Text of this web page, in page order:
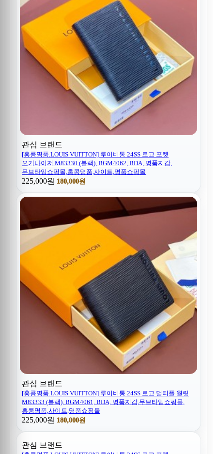
관심 브랜드
[홍콩명품.LOUIS VUITTON] 루이비통 24SS 로고 포켓
오거나이저 M83330 (블랙), BGM4062, BDA, 명품지갑,
무브타임쇼핑몰,홍콩명품,사이트,명품쇼핑몰
225,000원 180,000원
관심 브랜드
[홍콩명품.LOUIS VUITTON] 루이비통 24SS 로고 멀티플 월릿
M83333 (블랙), BGM4061, BDA, 명품지갑,무브타임쇼핑몰,
홍콩명품,사이트,명품쇼핑몰
225,000원 180,000원
관심 브랜드